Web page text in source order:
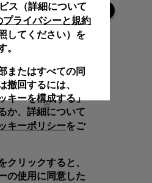
ス（詳細について
ライバシーと規約
してください）を
。
またはすべての同
撤回するには、
キーを構成する」
か、詳細について
キーポリシーをご
クリックすると、
の使用に同意した